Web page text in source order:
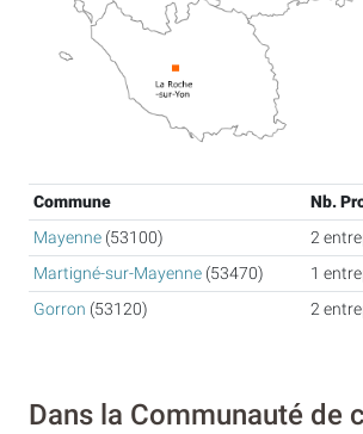
Commune Nb.
Mayenne (53100) 2
Martigné-sur-Mayenne (53470) 1
Gorron (53120) 2
Dans la Communauté de